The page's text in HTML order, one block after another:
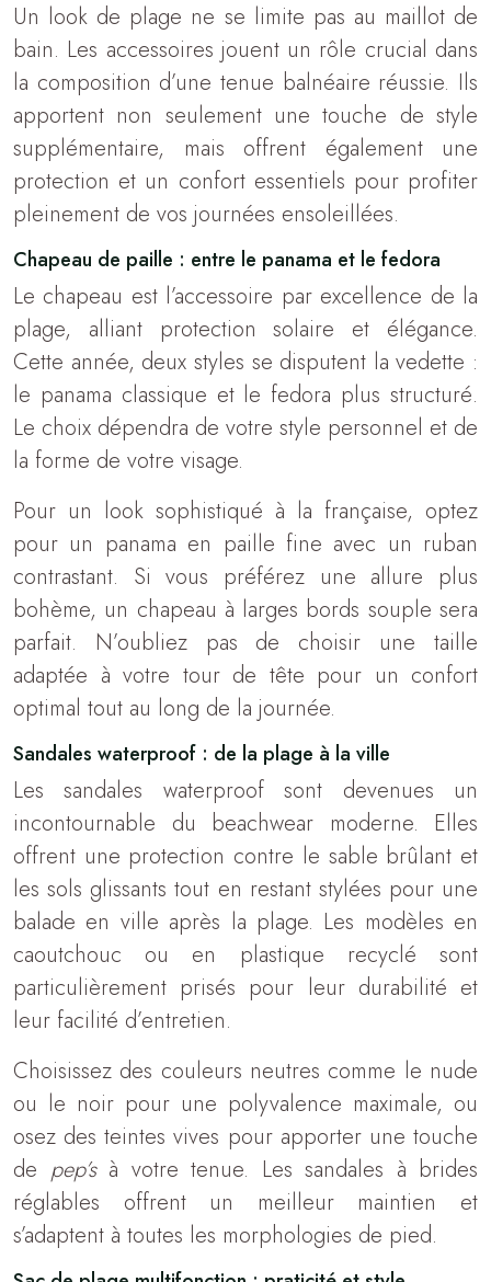
Un look de plage ne se limite pas au maillot de
bain. Les accessoires jouent un rôle crucial dans
la composition d’une tenue balnéaire réussie. Ils
apportent non seulement une touche de style
supplémentaire, mais offrent également une
protection et un confort essentiels pour profiter
pleinement de vos journées ensoleillées.
Chapeau de paille : entre le panama et le fedora
Le chapeau est l’accessoire par excellence de la
plage, alliant protection solaire et élégance.
Cette année, deux styles se disputent la vedette :
le panama classique et le fedora plus structuré.
Le choix dépendra de votre style personnel et de
la forme de votre visage.
Pour un look sophistiqué à la française, optez
pour un panama en paille fine avec un ruban
contrastant. Si vous préférez une allure plus
bohème, un chapeau à larges bords souple sera
parfait. N’oubliez pas de choisir une taille
adaptée à votre tour de tête pour un confort
optimal tout au long de la journée.
Sandales waterproof : de la plage à la ville
Les sandales waterproof sont devenues un
incontournable du beachwear moderne. Elles
offrent une protection contre le sable brûlant et
les sols glissants tout en restant stylées pour une
balade en ville après la plage. Les modèles en
caoutchouc ou en plastique recyclé sont
particulièrement prisés pour leur durabilité et
leur facilité d’entretien.
Choisissez des couleurs neutres comme le nude
ou le noir pour une polyvalence maximale, ou
osez des teintes vives pour apporter une touche
de pep’s à votre tenue. Les sandales à brides
réglables offrent un meilleur maintien et
s’adaptent à toutes les morphologies de pied.